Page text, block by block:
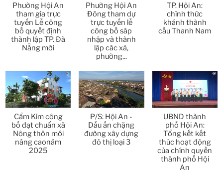
Thời sự thứ 2 Ngày 6-4-2026 28:21
Thời sự thứ 6 Ngày 3-4-2026 24:01
Thời sự thứ 4 Ngày 1-4-2026
Thời sự thứ 2 Ngày 30-3-2026 31:14
Thời sự thứ 6 Ngày 27-3-2026 24:11
Thời sự thứ 4 Ngày 25-3-2026 24:51
Thời sự thứ 2 Ngày 23-3-2026 27:17
Phường Hội An
tham gia trực
tuyến Lễ công
bố quyết định
thành lập TP. Đà
Nẵng mới
Phường Hội An
Đông tham dự
trực tuyến lễ
công bố sáp
nhập và thành
lập các xã,
phường...
TP. Hội An:
chính thức
khánh thành
cầu Thanh Nam
Cẩm Kim công
bố đạt chuẩn xã
Nông thôn mới
nâng caonăm
2025
P/S: Hội An -
Dấu ấn chặng
đường xây dựng
đô thị loại 3
UBND thành
phố Hội An:
Tổng kết kết
thúc hoạt động
của chính quyền
thành phố Hội
An